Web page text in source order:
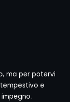
ma per potervi
e